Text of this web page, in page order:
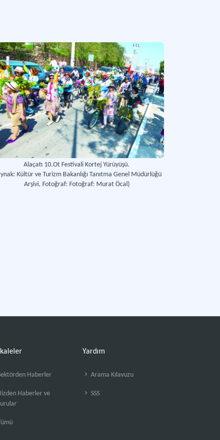
Alaçatı 10.Ot Festivali Kortej Yürüyüşü.
Kültür ve Turizm Bakanlığı Tanıtma Genel Müdürlüğü
Arşivi, Fotoğraf: Fotoğraf: Murat Öcal)
Haberler
Haberler ve
Yardım
Arama Kılavuzu
SSS